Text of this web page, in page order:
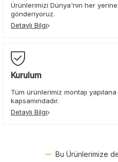
Ürünlerimizi Dünya'nın her
gönderiyoruz.
Detaylı Bilgi
Kurulum
Tüm ürünlerimiz montajı
kapsamındadır.
Detaylı Bilgi
Bu Ürünlerimize